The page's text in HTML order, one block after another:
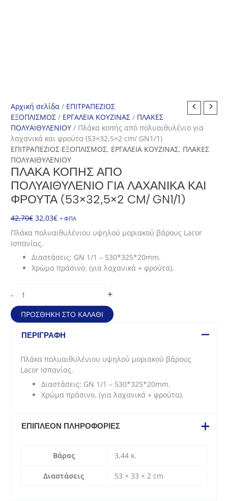
Αρχική σελίδα / ΕΠΙΤΡΑΠΕΖΙΟΣ
ΕΞΟΠΛΙΣΜΟΣ / ΕΡΓΑΛΕΙΑ ΚΟΥΖΙΝΑΣ / ΠΛΑΚΕΣ
ΠΟΛΥΑΙΘΥΛΕΝΙΟΥ / Πλάκα κοπής από πολυαιθυλένιο για
λαχανικά και φρούτα (53×32,5×2 cm/ GN1/1)
ΕΠΙΤΡΑΠΕΖΙΟΣ ΕΞΟΠΛΙΣΜΟΣ, ΕΡΓΑΛΕΙΑ ΚΟΥΖΙΝΑΣ, ΠΛΑΚΕΣ
ΠΟΛΥΑΙΘΥΛΕΝΙΟΥ
ΠΛΆΚΑ ΚΟΠΉΣ ΑΠΌ
ΠΟΛΥΑΙΘΥΛΈΝΙΟ ΓΙΑ ΛΑΧΑΝΙΚΆ ΚΑΙ
ΦΡΟΎΤΑ (53×32,5×2 CM/ GN1/1)
42,70€ Original
price
was:
42,70€.
32,03€Η
τρέχουσα
τιμή
32,03€.
+ ΦΠΑ
Πλάκα πολυαιθυλένιου υψηλού μοριακού βάρους Lacor
Ισπανίας.
Διαστάσεις: GN 1/1 – 530*325*20mm.
Χρώμα πράσινο. (για λαχανικά + φρούτα).
-
κοπής
από
πολυαιθυλένιο
για
φρούτα
(53x32,5x2
GN1/1)
+
ΠΡΟΣΘΉΚΗ ΣΤΟ ΚΑΛΆΘΙ
ΠΕΡΙΓΡΑΦΉ
Πλάκα πολυαιθυλένιου υψηλού μοριακού βάρους
Lacor Ισπανίας.
Διαστάσεις: GN 1/1 – 530*325*20mm.
Χρώμα πράσινο. (για λαχανικά + φρούτα).
ΕΠΙΠΛΈΟΝ ΠΛΗΡΟΦΟΡΊΕΣ
Βάρος 3,44 κ.
Διαστάσεις 53 × 33 × 2 cm